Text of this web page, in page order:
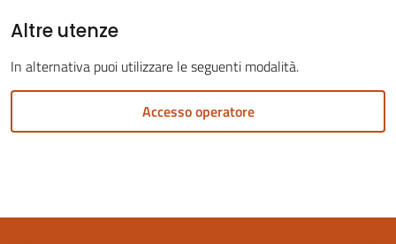
Tutti
Altre utenze
In alternativa puoi utilizzare le seguenti modalità.
Accesso operatore